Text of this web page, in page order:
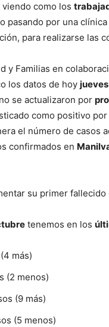
viendo como los
pasando por una
para realizarse las
y Familias en
los datos de hoy
se actualizaron por
como positivo
el número de casos
confirmados en
su primer
tenemos en los
más)
(2 menos)
(9 más)
(5 menos)